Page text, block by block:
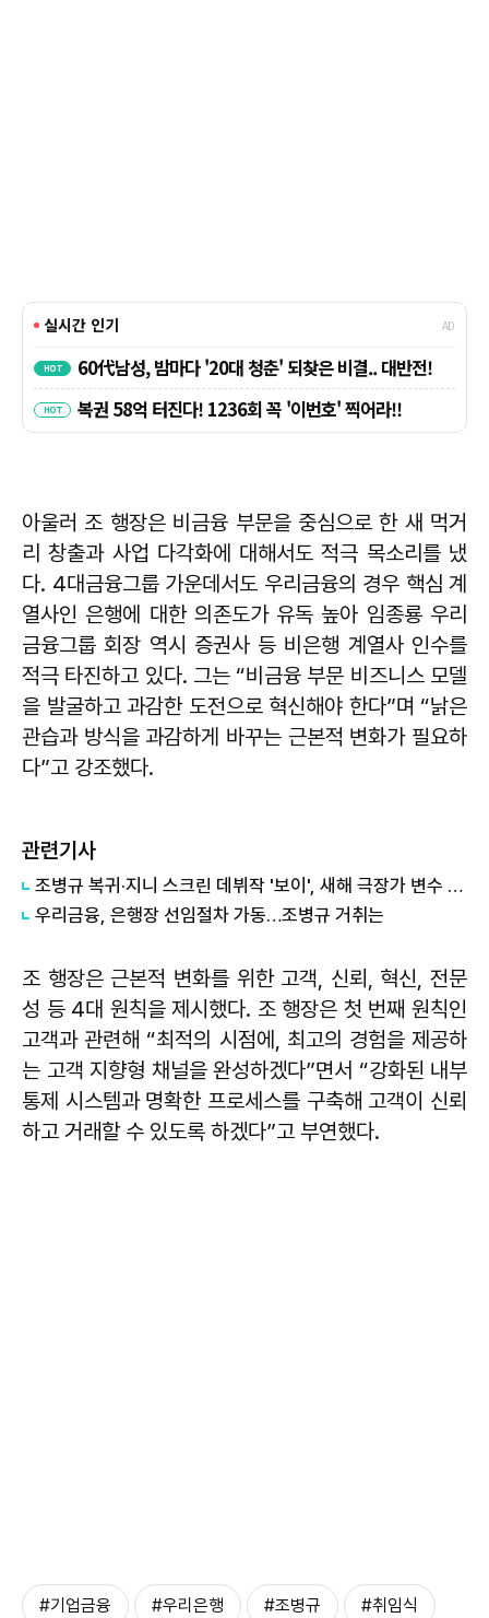
아울러 조 행장은 비금융 부문을 중심으로 한 새 먹거
리 창출과 사업 다각화에 대해서도 적극 목소리를 냈
다. 4대금융그룹 가운데서도 우리금융의 경우 핵심 계
열사인 은행에 대한 의존도가 유독 높아 임종룡 우리
금융그룹 회장 역시 증권사 등 비은행 계열사 인수를
적극 타진하고 있다. 그는 “비금융 부문 비즈니스 모델
을 발굴하고 과감한 도전으로 혁신해야 한다”며 “낡은
관습과 방식을 과감하게 바꾸는 근본적 변화가 필요하
다”고 강조했다.
관련기사
조병규 복귀·지니 스크린 데뷔작 '보이', 새해 극장가 변수 될까
우리금융, 은행장 선임절차 가동…조병규 거취는
조 행장은 근본적 변화를 위한 고객, 신뢰, 혁신, 전문
성 등 4대 원칙을 제시했다. 조 행장은 첫 번째 원칙인
고객과 관련해 “최적의 시점에, 최고의 경험을 제공하
는 고객 지향형 채널을 완성하겠다”면서 “강화된 내부
통제 시스템과 명확한 프로세스를 구축해 고객이 신뢰
하고 거래할 수 있도록 하겠다”고 부연했다.
#기업금융 #우리은행 #조병규 #취임식